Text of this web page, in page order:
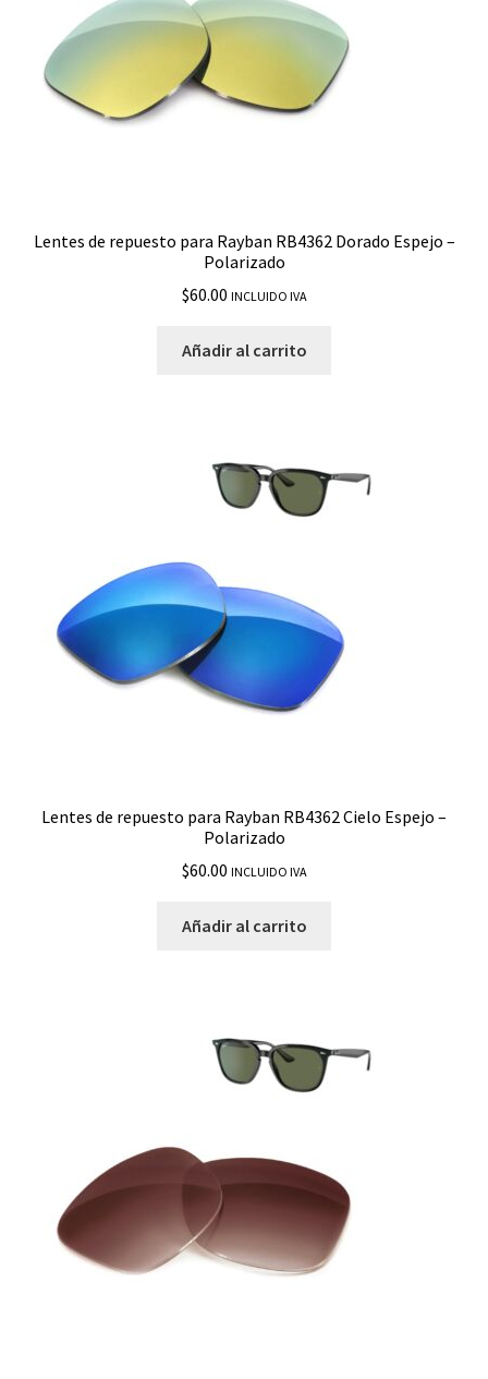
Lentes de repuesto para Rayban RB4362 Dorado Espejo –
Polarizado
$60.00 INCLUIDO IVA
Añadir al carrito
Lentes de repuesto para Rayban RB4362 Cielo Espejo –
Polarizado
$60.00 INCLUIDO IVA
Añadir al carrito